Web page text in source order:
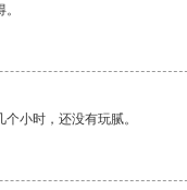
小时，还没有玩腻。